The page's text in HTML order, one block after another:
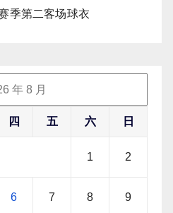
季第二客场球衣
年 8 月
四 五 六 日
1 2
6 7 8 9